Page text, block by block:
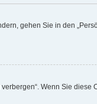
gehen Sie in den
Wenn Sie diese